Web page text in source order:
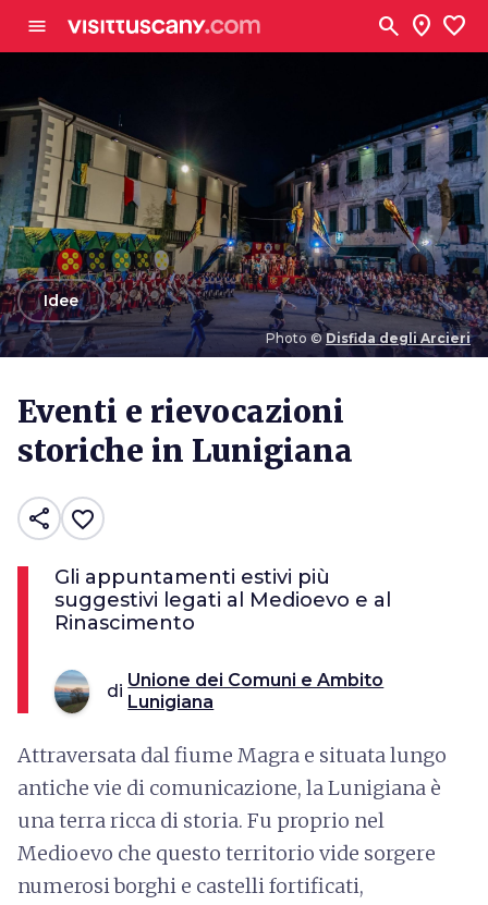
menu search location_on favorite
Photo © Disfida degli Arcieri
arrow_backIdee
Eventi e rievocazioni
storiche in Lunigiana
share favorite_border
Gli appuntamenti estivi più
suggestivi legati al Medioevo e al
Rinascimento
di
Unione dei Comuni e Ambito
Lunigiana
Attraversata dal fiume Magra e situata lungo
antiche vie di comunicazione, la Lunigiana è
una terra ricca di storia. Fu proprio nel
Medioevo che questo territorio vide sorgere
numerosi borghi e castelli fortificati,